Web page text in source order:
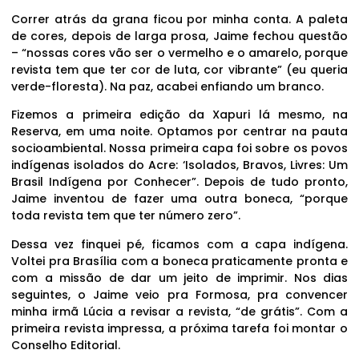
Correr atrás da grana ficou por minha conta. A paleta
de cores, depois de larga prosa, Jaime fechou questão
– “nossas cores vão ser o vermelho e o amarelo, porque
revista tem que ter cor de luta, cor vibrante” (eu queria
verde-floresta). Na paz, acabei enfiando um branco.
Fizemos a primeira edição da Xapuri lá mesmo, na
Reserva, em uma noite. Optamos por centrar na pauta
socioambiental. Nossa primeira capa foi sobre os povos
indígenas isolados do Acre: ‘Isolados, Bravos, Livres: Um
Brasil Indígena por Conhecer”. Depois de tudo pronto,
Jaime inventou de fazer uma outra boneca, “porque
toda revista tem que ter número zero”.
Dessa vez finquei pé, ficamos com a capa indígena.
Voltei pra Brasília com a boneca praticamente pronta e
com a missão de dar um jeito de imprimir. Nos dias
seguintes, o Jaime veio pra Formosa, pra convencer
minha irmã Lúcia a revisar a revista, “de grátis”. Com a
primeira revista impressa, a próxima tarefa foi montar o
Conselho Editorial.